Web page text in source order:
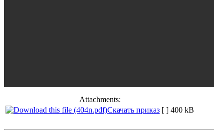
Attachments:
Скачать приказ [ ] 400 kB